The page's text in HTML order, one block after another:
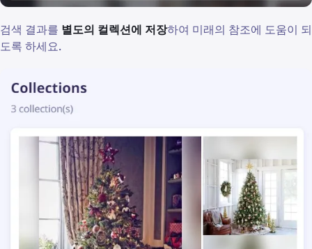
검색 결과를 별도의 컬렉션에 저장하여 미래의 참조에 도움이 되
도록 하세요.